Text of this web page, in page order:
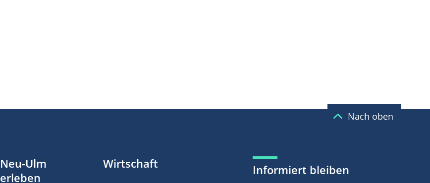
Nach oben
Neu-Ulm
erleben
Wirtschaft Informiert bleiben